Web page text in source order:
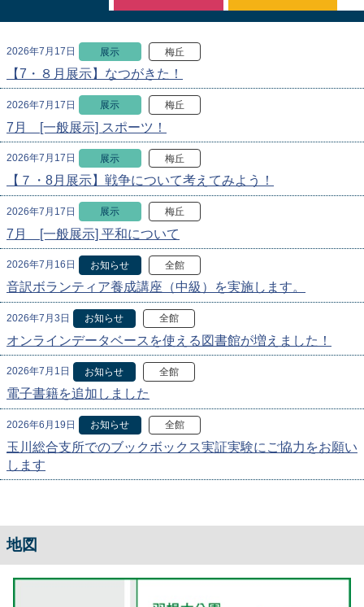
2026年7月17日 展示 梅丘
【7・８月展示】なつがきた！
2026年7月17日 展示 梅丘
7月 [一般展示] スポーツ！
2026年7月17日 展示 梅丘
【７・8月展示】戦争について考えてみよう！
2026年7月17日 展示 梅丘
7月 [一般展示] 平和について
2026年7月16日 お知らせ 全館
音訳ボランティア養成講座（中級）を実施します。
2026年7月3日 お知らせ 全館
オンラインデータベースを使える図書館が増えました！
2026年7月1日 お知らせ 全館
電子書籍を追加しました
2026年6月19日 お知らせ 全館
玉川総合支所でのブックボックス実証実験にご協力をお願い
します
地図